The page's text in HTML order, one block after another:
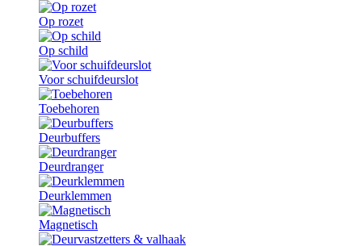
Op rozet
Op schild
Voor schuifdeurslot
Toebehoren
Deurbuffers
Deurdranger
Deurklemmen
Magnetisch